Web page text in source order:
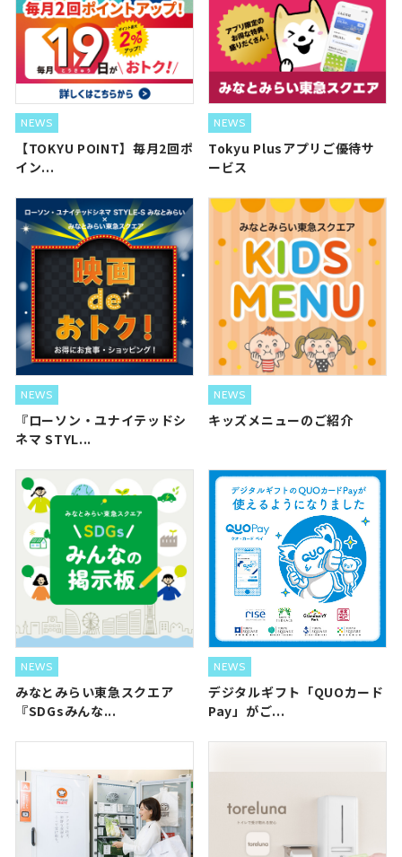
NEWS
【TOKYU POINT】毎月2回ポ
イン...
NEWS
Tokyu Plusアプリご優待サ
ービス
NEWS
『ローソン・ユナイテッドシ
ネマ STYL...
NEWS
キッズメニューのご紹介
NEWS
みなとみらい東急スクエア
『SDGsみんな...
NEWS
デジタルギフト「QUOカード
Pay」がご...